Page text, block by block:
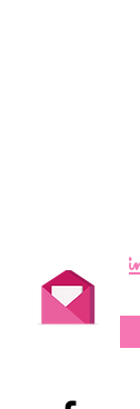
vendita